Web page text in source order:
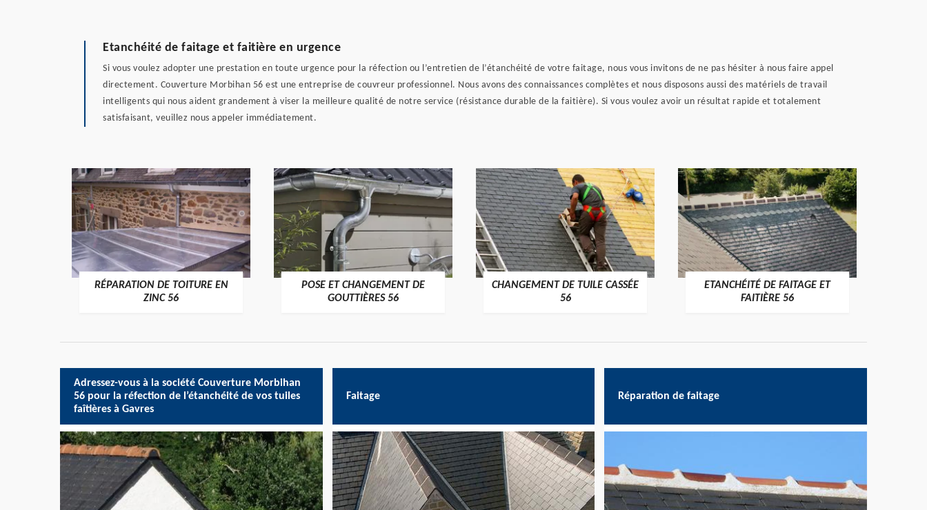
Etanchéité de faitage et faitière en urgence
Si vous voulez adopter une prestation en toute urgence pour la réfection ou l’entretien de l’étanchéité de votre faitage, nous vous invitons de ne pas hésiter à nous faire appel
directement. Couverture Morbihan 56 est une entreprise de couvreur professionnel. Nous avons des connaissances complètes et nous disposons aussi des matériels de travail
intelligents qui nous aident grandement à viser la meilleure qualité de notre service (résistance durable de la faitière). Si vous voulez avoir un résultat rapide et totalement
satisfaisant, veuillez nous appeler immédiatement.
>
RÉPARATION DE TOITURE EN
ZINC 56
>
POSE ET CHANGEMENT DE
GOUTTIÈRES 56
>
CHANGEMENT DE TUILE CASSÉE
56
>
ETANCHÉITÉ DE FAITAGE ET
FAITIÈRE 56
Adressez-vous à la société Couverture Morbihan
56 pour la réfection de l’étanchéité de vos tuiles
faîtières à Gavres
Faitage Réparation de faitage